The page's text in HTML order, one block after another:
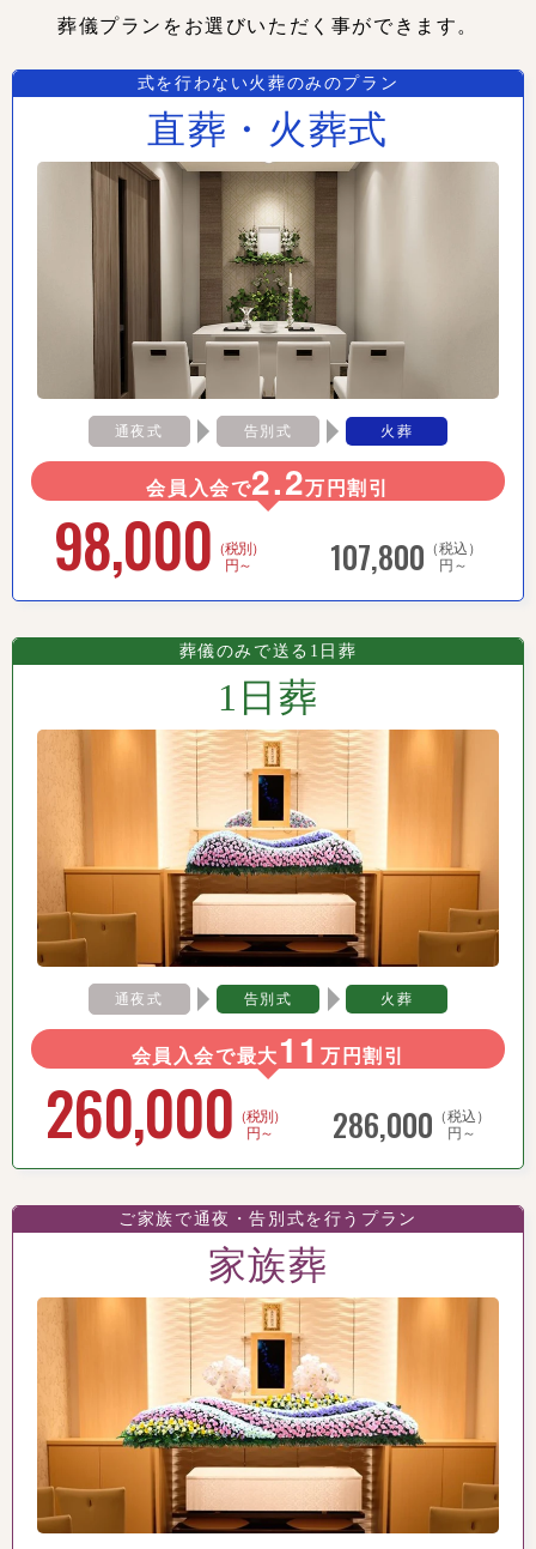
葬儀プランをお選びいただく事ができます。
式を行わない火葬のみのプラン
直葬・火葬式
通夜式 告別式 火葬
会員入会で2.2万円割引
98,000 （税別）
円～
107,800 （税込）
円～
葬儀のみで送る1日葬
1日葬
通夜式 告別式 火葬
会員入会で最大11 万円割引
260,000 （税別）
円～
286,000 （税込）
円～
ご家族で通夜・告別式を行うプラン
家族葬